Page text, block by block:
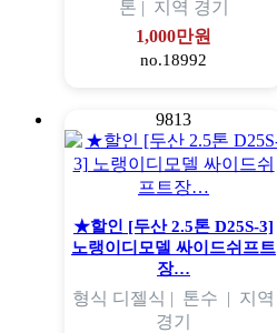
톤 | 지역 경기
1,000만원
no.18992
9813
★할인 [두산 2.5톤 D25S-3]
노랭이디모델 싸이드쉬프트
장…
형식 디젤식 | 톤수 | 지역
경기